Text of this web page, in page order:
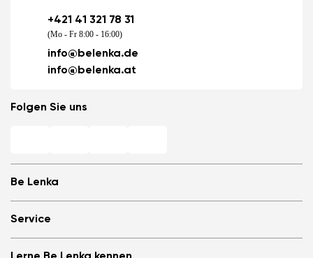
Be Lenka
Store Locator
Über uns
Service
+421 41 321 78 31
(Mo - Fr 8:00 - 16:00)
info@belenka.de
info@belenka.at
Folgen Sie uns